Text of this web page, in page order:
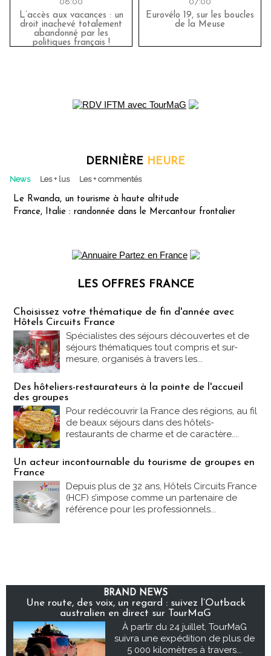
L’accès aux vacances : un
droit inachevé totalement
abandonné par les
politiques français !
Eurovélo 19, sur les boucles
de la Meuse
DERNIÈRE HEURE
News Les + lus Les + commentés
Le Rwanda, un tourisme à haute altitude
France, Italie : randonnée dans le Mercantour frontalier
LES OFFRES FRANCE
Choisissez votre thématique de fin d'année avec
Hôtels Circuits France
Spécialistes des séjours découvertes et de
séjours thématiques tout compris et sur-
mesure, organisés à travers les...
Des hôteliers-restaurateurs à la pointe de l'accueil
des groupes
Pour redécouvrir la France des régions, au fil
de beaux séjours dans des hôtels-
restaurants de charme et de caractère....
Un acteur incontournable du tourisme de groupes en
France
Depuis plus de 32 ans, Hôtels Circuits France
(HCF) s’impose comme un partenaire de
référence pour les professionnels...
BRAND NEWS
Une route, des voix, un regard : suivez l’Outback
australien en direct sur TourMaG
À partir du 24 juillet, TourMaG
suivra une expédition de plus de
5 000 kilomètres à travers...